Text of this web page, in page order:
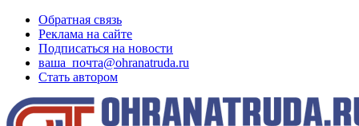
Обратная связь
Реклама на сайте
Подписаться на новости
ваша_почта@ohranatruda.ru
Стать автором